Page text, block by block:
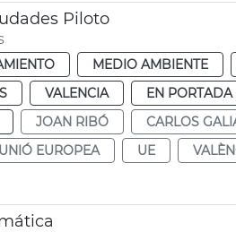
Piloto
MEDIO AMBIENTE
VALENCIA EN PORTADA
JOAN RIBÓ CARLOS
UNIÓ EUROPEA UE